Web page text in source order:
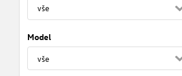
Model